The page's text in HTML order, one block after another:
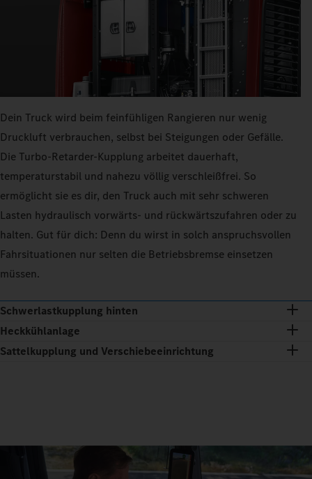
Dein Truck wird beim feinfühligen Rangieren nur wenig
Druckluft verbrauchen, selbst bei Steigungen oder Gefälle.
Die Turbo-Retarder-Kupplung arbeitet dauerhaft,
temperaturstabil und nahezu völlig verschleißfrei. So
ermöglicht sie es dir, den Truck auch mit sehr schweren
Lasten hydraulisch vorwärts- und rückwärtszufahren oder zu
halten. Gut für dich: Denn du wirst in solch anspruchsvollen
Fahrsituationen nur selten die Betriebsbremse einsetzen
müssen.
Schwerlastkupplung hinten
Heckkühlanlage
Sattelkupplung und Verschiebeeinrichtung